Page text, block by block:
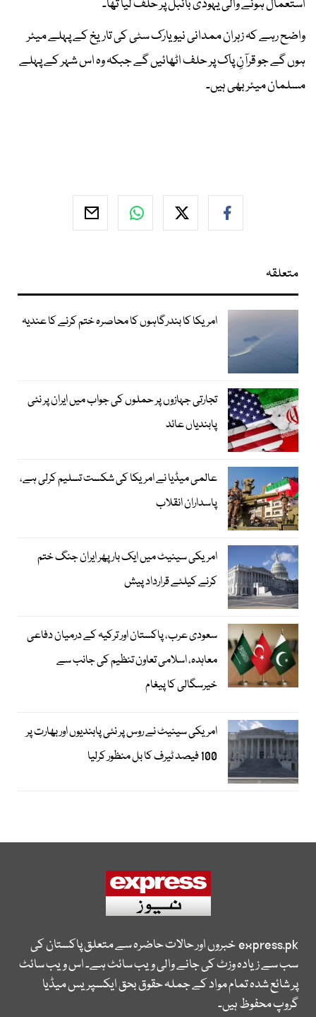
استعمال ہونے والی یہودی بائبل پر حلف لیا تھا۔
واضح رہے کہ زہران ممدانی نیو یارک سٹی کی تاریخ کے پہلے میئر
ہوں گے جو قرآنِ پاک پر حلف اٹھائیں گے جبکہ وہ اس شہر کے پہلے
مسلمان میئر بھی ہیں۔
متعلقہ
امریکا کا بندرگاہوں کا محاصرہ ختم کرنے کا عندیہ
تجارتی جہازوں پر حملوں کی جواب میں ایران پر نئی
پابندیاں عائد
عالمی میڈیا نے امریکا کی شکست تسلیم کرلی ہے،
پاسداران انقلاب
امریکی سینیٹ میں ایک بار پھر ایران جنگ ختم
کرنے کیلئے قرارداد پیش
سعودی عرب، پاکستان اور ترکیہ کے درمیان دفاعی
معاہدہ، اسلامی تعاون تنظیم کی جانب سے
خیرسگالی کا پیغام
امریکی سینیٹ نے روس پر نئی پابندیوں اور بھارت پر
100 فیصد ٹیرف کا بل منظور کرلیا
express.pkخبروں اور حالات حاضرہ سے متعلق پاکستان کی
سب سے زیادہ وزٹ کی جانے والی ویب سائٹ ہے۔ اس ویب سائٹ
پر شائع شدہ تمام مواد کے جملہ حقوق بحق ایکسپریس میڈیا
گروپ محفوظ ہیں۔